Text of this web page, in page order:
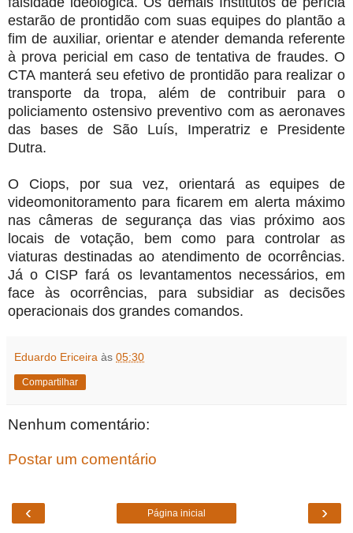
estarão de prontidão com suas equipes do plantão a
fim de auxiliar, orientar e atender demanda referente
à prova pericial em caso de tentativa de fraudes. O
CTA manterá seu efetivo de prontidão para realizar o
transporte da tropa, além de contribuir para o
policiamento ostensivo preventivo com as aeronaves
das bases de São Luís, Imperatriz e Presidente
Dutra.
O Ciops, por sua vez, orientará as equipes de
videomonitoramento para ficarem em alerta máximo
nas câmeras de segurança das vias próximo aos
locais de votação, bem como para controlar as
viaturas destinadas ao atendimento de ocorrências.
Já o CISP fará os levantamentos necessários, em
face às ocorrências, para subsidiar as decisões
operacionais dos grandes comandos.
Eduardo Ericeira às 05:30
Compartilhar
Nenhum comentário:
Postar um comentário
‹ ›
Página inicial